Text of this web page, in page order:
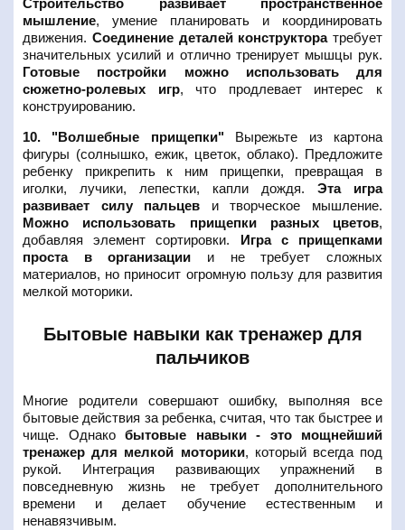
Строительство развивает пространственное
мышление, умение планировать и координировать
движения. Соединение деталей конструкторатребует
значительных усилий и отлично тренирует мышцы рук.
Готовые постройки можно использовать для
сюжетно-ролевых игр, что продлевает интерес к
конструированию.
10. "Волшебные прищепки" Вырежьте из картона
фигуры (солнышко, ежик, цветок, облако). Предложите
ребенку прикрепить к ним прищепки, превращая в
иголки, лучики, лепестки, капли дождя. Эта игра
развивает силу пальцев и творческое мышление.
Можно использовать прищепки разных цветов,
добавляя элемент сортировки. Игра с прищепками
проста в организации и не требует сложных
материалов, но приносит огромную пользу для развития
мелкой моторики.
Бытовые навыки как тренажер для
пальчиков
Многие родители совершают ошибку, выполняя все
бытовые действия за ребенка, считая, что так быстрее и
чище. Однако бытовые навыки - это мощнейший
тренажер для мелкой моторики, который всегда под
рукой. Интеграция развивающих упражнений в
повседневную жизнь не требует дополнительного
времени и делает обучение естественным и
ненавязчивым.